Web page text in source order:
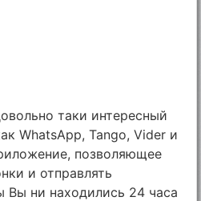
таки интересный
WhatsApp, Tango, Vider и
позволяющее
и отправлять
Вы ни находились 24 часа